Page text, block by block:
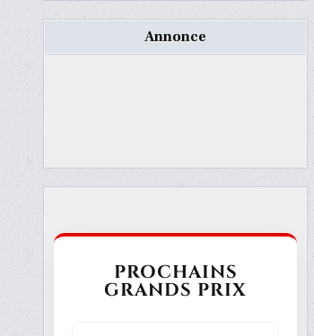
Annonce
PROCHAINS
GRANDS PRIX